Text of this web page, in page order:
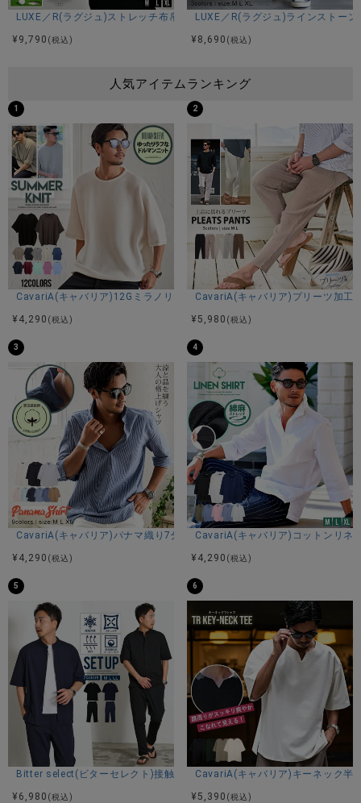
LUXE／R(ラグジュ)ストレッチ布帛切り替え長袖トレーナー/全3色
¥ 9,790 (税込)
LUXE／R(ラグジュ)ラインストー
¥ 8,690 (税込)
人気アイテムランキング
1
CavariA(キャバリア)12Gミラノリブクルーネックドルマンハーフスリー
¥ 4,290 (税込)
2
CavariA(キャバリア)プリーツ加工
¥ 5,980 (税込)
3
CavariA(キャバリア)パナマ織り7分袖カプリシャツ/全9色
¥ 4,290 (税込)
4
CavariA(キャバリア)コットンリネ
¥ 4,290 (税込)
5
Bitter select(ビターセレクト)接触冷感スーパーストレッチバンドカラー
¥ 6,980 (税込)
6
CavariA(キャバリア)キーネック半
¥ 5,390 (税込)